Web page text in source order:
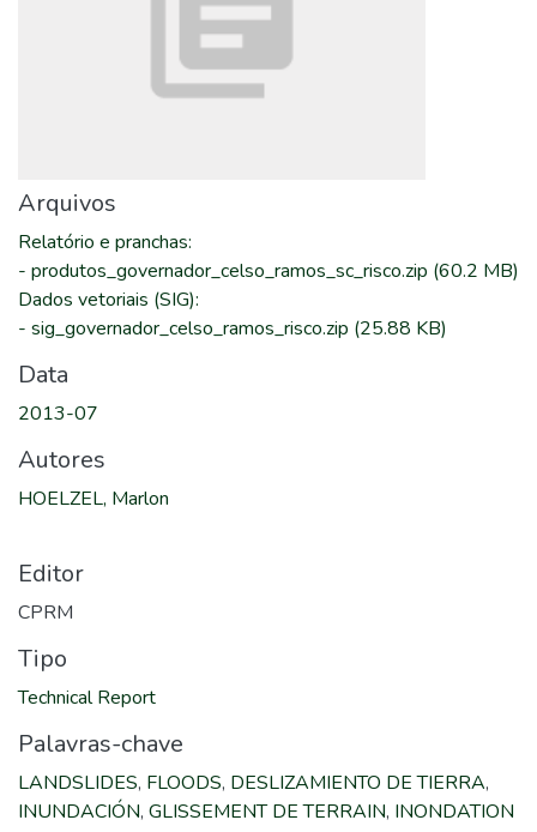
Arquivos
Relatório e pranchas:
- produtos_governador_celso_ramos_sc_risco.zip (60.2 MB)
Dados vetoriais (SIG):
- sig_governador_celso_ramos_risco.zip (25.88 KB)
Data
2013-07
Autores
HOELZEL, Marlon
Editor
CPRM
Tipo
Technical Report
Palavras-chave
LANDSLIDES, FLOODS, DESLIZAMIENTO DE TIERRA,
INUNDACIÓN, GLISSEMENT DE TERRAIN, INONDATION